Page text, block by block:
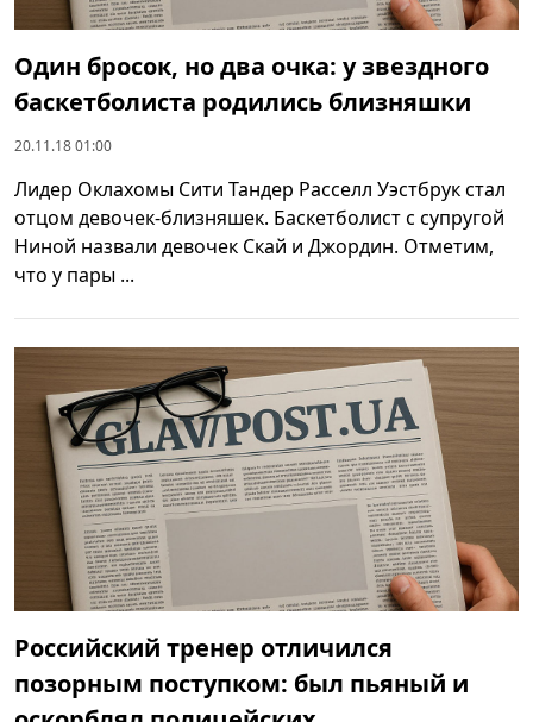
Один бросок, но два очка: у звездного
баскетболиста родились близняшки
20.11.18 01:00
Лидер Оклахомы Сити Тандер Расселл Уэстбрук стал
отцом девочек-близняшек. Баскетболист с супругой
Ниной назвали девочек Скай и Джордин. Отметим,
что у пары ...
Российский тренер отличился
позорным поступком: был пьяный и